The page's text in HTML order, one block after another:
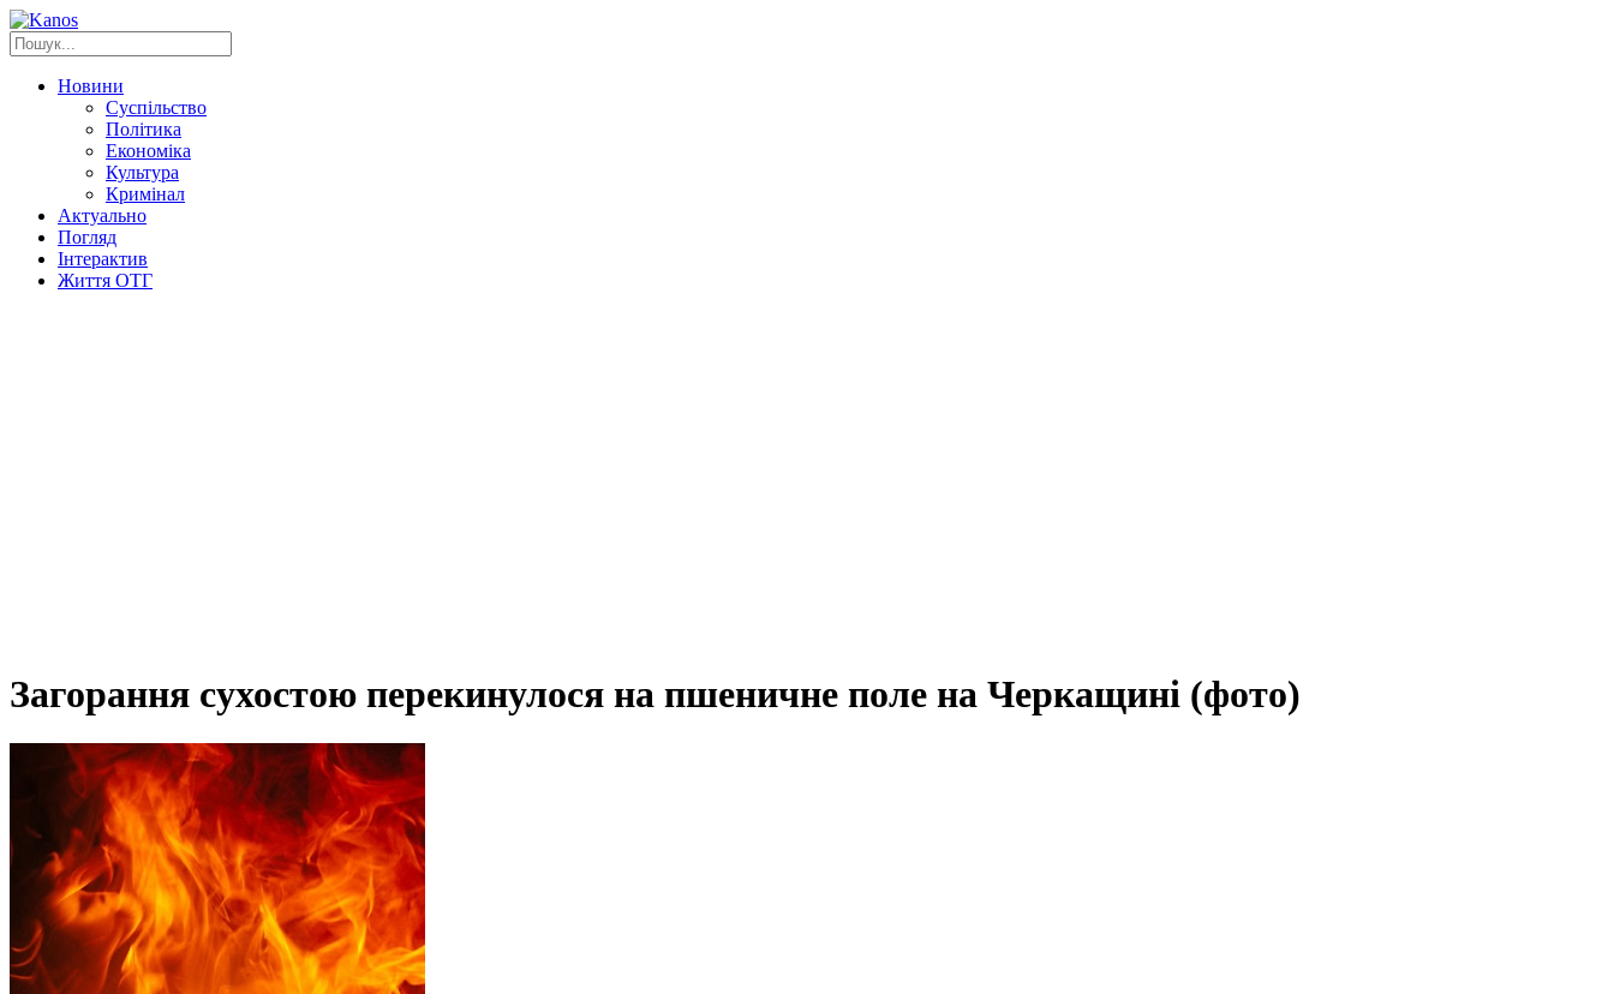
Новини
Суспільство
Політика
Економіка
Культура
Кримінал
Актуально
Погляд
Інтерактив
Життя ОТГ
Загорання сухостою перекинулося на пшеничне поле на Черкащині (фото)